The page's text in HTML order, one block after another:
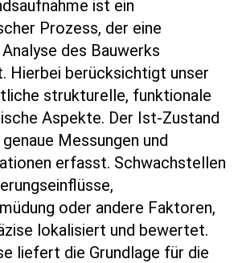
ist ein
Prozess, der eine
des Bauwerks
Hierbei berücksichtigt unser
strukturelle, funktionale
Aspekte. Der Ist-Zustand
Messungen und
erfasst. Schwachstellen
oder andere Faktoren,
lokalisiert und bewertet.
liefert die Grundlage für die